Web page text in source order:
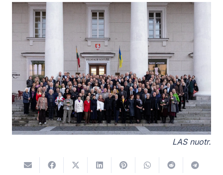
LAS nuotr.